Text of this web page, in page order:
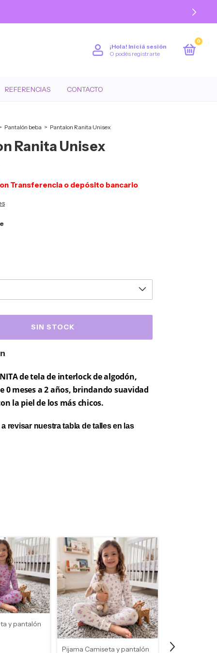
¡Hola! Iniciá sesión
O podés registrarte
0
REFERENCIAS CONTACTO
Pantalón beba > Pantalon Ranita Unisex
Ranita Unisex
Transferencia o depósito bancario
de tela de interlock de algodón,
0 meses a 2 años, brindando suavidad
la piel de los más chicos.
a revisar nuestra tabla de talles en las
y pantalón
Pijama Camiseta y pantalón